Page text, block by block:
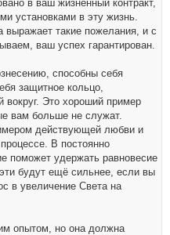
в ваш жизненный контракт,
установками в эту жизнь.
выражает такие пожелания, и с
ваш успех гарантирован.
способны себя
защитное кольцо,
Это хороший пример
вам больше не служат.
действующей любви и
В постоянно
поможет удержать равновесие
будут ещё сильнее, если вы
в увеличение Света на
опытом, но она должна